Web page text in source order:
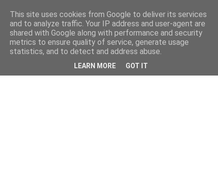
This site uses cookies from Google to deliver its services
and to analyze traffic. Your IP address and user-agent are
shared with Google along with performance and security
metrics to ensure quality of service, generate usage
statistics, and to detect and address abuse.
LEARN MORE GOT IT